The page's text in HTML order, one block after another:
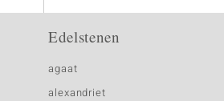
Edelstenen
agaat
alexandriet